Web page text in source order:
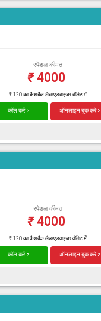
स्पेशल कीमत
₹4000
₹ 120 का कैशबैक लैब्सएडवाइजर वॉलेट में
कॉल करें > ऑनलाइन बुक करें >
स्पेशल कीमत
₹4000
₹ 120 का कैशबैक लैब्सएडवाइजर वॉलेट में
कॉल करें > ऑनलाइन बुक करें >